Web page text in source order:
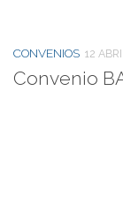
CONVENIOS 12
Convenio